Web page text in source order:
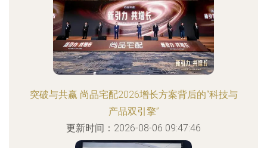
突破与共赢 尚品宅配2026增长方案背后的“科技与
产品双引擎”
更新时间：2026-08-06 09:47:46